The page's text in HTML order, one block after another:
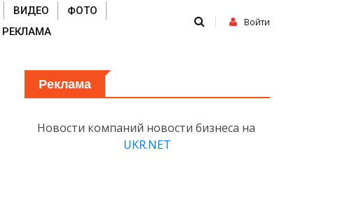
ВИДЕО
ФОТО
РЕКЛАМА
Войти
Реклама
Новости компаний новости бизнеса на
UKR.NET